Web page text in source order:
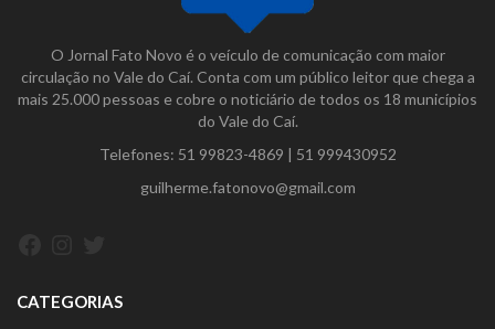
O Jornal Fato Novo é o veículo de comunicação com maior
circulação no Vale do Caí. Conta com um público leitor que chega a
mais 25.000 pessoas e cobre o noticiário de todos os 18 municípios
do Vale do Caí.
Telefones: 51 99823-4869 | 51 999430952
guilherme.fatonovo@gmail.com
CATEGORIAS